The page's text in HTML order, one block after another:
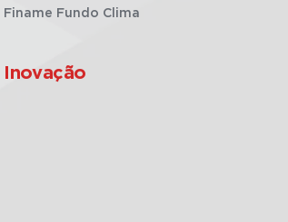
Finame Fundo Clima
Inovação